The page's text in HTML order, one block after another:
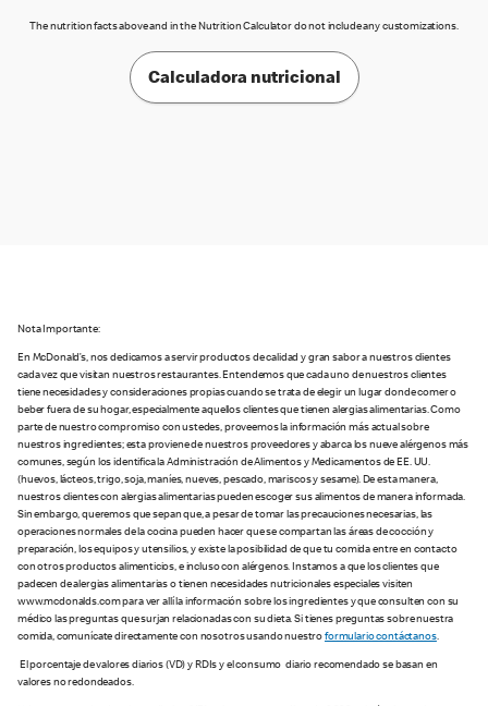
The nutrition facts above and in the Nutrition Calculator do not include any customizations.
Calculadora nutricional
Nota Importante:
En McDonald’s, nos dedicamos a servir productos de calidad y gran sabor a nuestros clientes
cada vez que visitan nuestros restaurantes. Entendemos que cada uno de nuestros clientes
tiene necesidades y consideraciones propias cuando se trata de elegir un lugar donde comer o
beber fuera de su hogar, especialmente aquellos clientes que tienen alergias alimentarias. Como
parte de nuestro compromiso con ustedes, proveemos la información más actual sobre
nuestros ingredientes; esta proviene de nuestros proveedores y abarca los nueve alérgenos más
comunes, según los identifica la Administración de Alimentos y Medicamentos de EE. UU.
(huevos, lácteos, trigo, soja, maníes, nueves, pescado, mariscos y sesame). De esta manera,
nuestros clientes con alergias alimentarias pueden escoger sus alimentos de manera informada.
Sin embargo, queremos que sepan que, a pesar de tomar las precauciones necesarias, las
operaciones normales de la cocina pueden hacer que se compartan las áreas de cocción y
preparación, los equipos y utensilios, y existe la posibilidad de que tu comida entre en contacto
con otros productos alimenticios, e incluso con alérgenos. Instamos a que los clientes que
padecen de alergias alimentarias o tienen necesidades nutricionales especiales visiten
www.mcdonalds.com para ver allí la información sobre los ingredientes y que consulten con su
médico las preguntas que surjan relacionadas con su dieta. Si tienes preguntas sobre nuestra
comida, comunícate directamente con nosotros usando nuestroformulario contáctanos.
El porcentaje de valores diarios (VD) y RDIs y el consumo diario recomendado se basan en
valores no redondeados.